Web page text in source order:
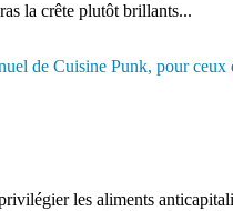
la crête plutôt brillants...
les aliments